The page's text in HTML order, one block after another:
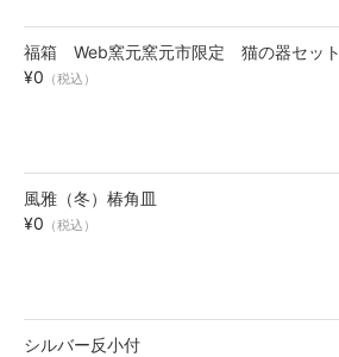
お買い物ガイド
SHOPPING GUIDE
福箱 Web窯元窯元市限定 猫の器セット
¥0 （税込）
風雅（冬）椿角皿
¥0 （税込）
シルバー反小付